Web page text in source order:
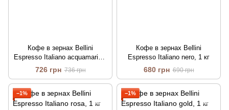
Кофе в зернах Bellini
Espresso Italiano acquamarina,
1 кг
726 грн 736 грн
Кофе в зернах Bellini
Espresso Italiano nero, 1 кг
680 грн 690 грн
−1% −1%